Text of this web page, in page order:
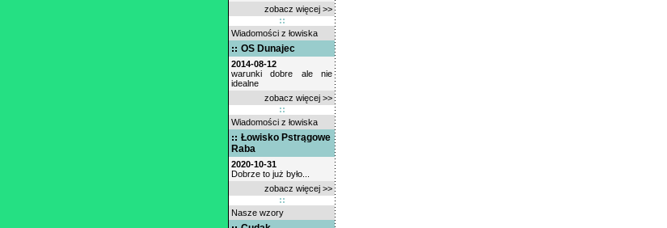
zobacz więcej >>
Wiadomości z łowiska
OS Dunajec
2014-08-12
warunki dobre ale nie
idealne
zobacz więcej >>
Wiadomości z łowiska
Łowisko Pstrągowe
Raba
2020-10-31
Dobrze to już było...
zobacz więcej >>
Nasze wzory